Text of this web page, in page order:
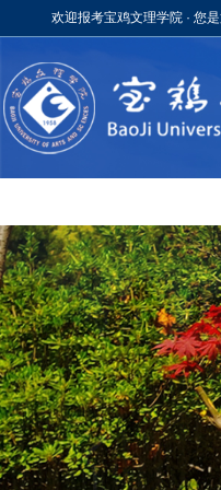
欢迎报考宝鸡文理学院 · 您